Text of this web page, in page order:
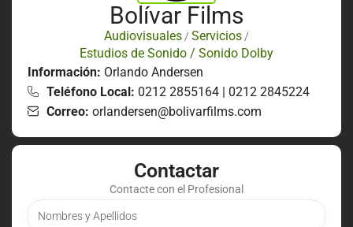
Bolívar Films
Audiovisuales / Servicios /
Estudios de Sonido / Sonido Dolby
Información: Orlando Andersen
Teléfono Local: 0212 2855164 | 0212 2845224
Correo: orlandersen@bolivarfilms.com
Contactar
Contacte con el Profesional